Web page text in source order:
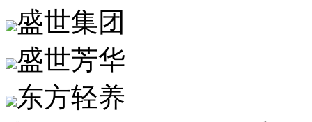
盛世集团
盛世芳华
东方轻养